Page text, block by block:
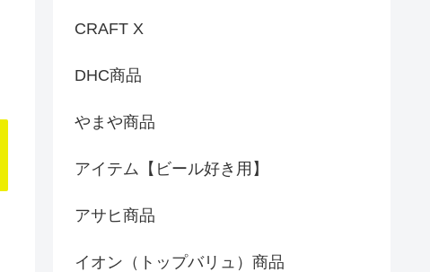
CRAFT X
DHC商品
やまや商品
アイテム【ビール好き用】
アサヒ商品
イオン（トップバリュ）商品